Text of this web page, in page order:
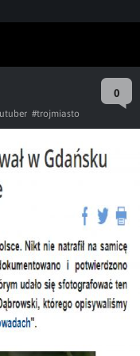
0
#trojmiasto